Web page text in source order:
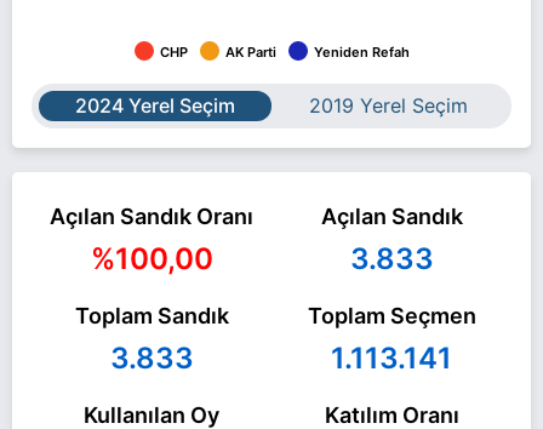
CHP AK Parti Yeniden Refah
2024 Yerel Seçim 2019 Yerel Seçim
Açılan Sandık Oranı
%100,00
Açılan Sandık
3.833
Toplam Sandık
3.833
Toplam Seçmen
1.113.141
Kullanılan Oy Katılım Oranı